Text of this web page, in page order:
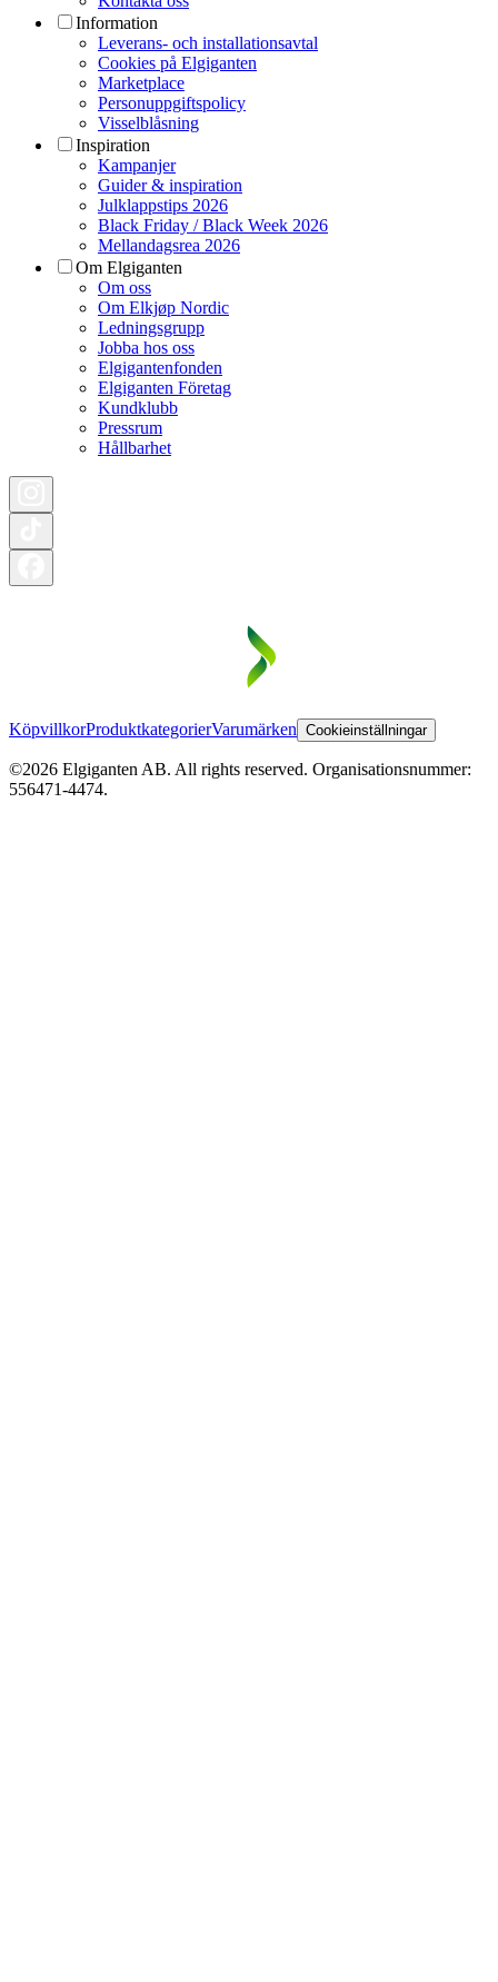
Information
Leverans- och installationsavtal
Cookies på Elgiganten
Marketplace
Personuppgiftspolicy
Visselblåsning
Inspiration
Kampanjer
Guider & inspiration
Julklappstips 2026
Black Friday / Black Week 2026
Mellandagsrea 2026
Om Elgiganten
Om oss
Om Elkjøp Nordic
Ledningsgrupp
Jobba hos oss
Elgigantenfonden
Elgiganten Företag
Kundklubb
Pressrum
Hållbarhet
KöpvillkorProduktkategorierVarumärken Cookieinställningar
©2026 Elgiganten AB. All rights reserved. Organisationsnummer:
556471-4474.